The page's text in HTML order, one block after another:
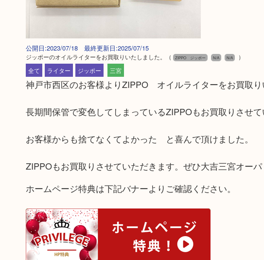
公開日:2023/07/18 最終更新日:2025/07/15
ジッポーのオイルライターをお買取りいたしました。 （ ZIPPO ジッポー N/A N/A
）
全て
ライター ジッポー 三宮
神戸市西区のお客様よりZIPPO オイルライターをお買取り
長期間保管で変色してしまっているZIPPOもお買取りさせて
お客様からも捨てなくてよかった と喜んで頂けました。
ZIPPOもお買取りさせていただきます。ぜひ大吉三宮オーパ
ホームページ特典は下記バナーよりご確認ください。